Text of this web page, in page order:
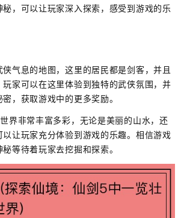
，可以让玩家深入探索，感受到游戏的乐
气息的地图，这里的居民都是剑客，并且
家可以在这里体验到独特的武侠氛围，并
，获取游戏中的更多奖励。
界非常丰富多彩，无论是美丽的山水，还
让玩家充分体验到游戏的乐趣。相信游戏
等待着玩家去挖掘和探索。